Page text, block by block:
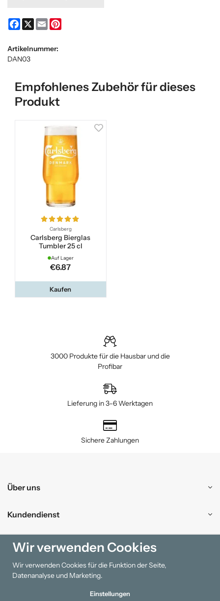
Facebook
X Email
Artikelnummer:
DAN03
Empfohlenes Zubehör für dieses
Produkt
Carlsberg
Carlsberg Bierglas
Tumbler 25 cl
Auf Lager
€6.87
Kaufen
3000 Produkte für die Hausbar und die
Profibar
Lieferung in 3–6 Werktagen
Sichere Zahlungen
Über uns
Kundendienst
Einkaufen
Information
Wir verwenden Cookies
Wir verwenden Cookies für die Funktion der Seite,
Datenanalyse und Marketing.
Einstellungen